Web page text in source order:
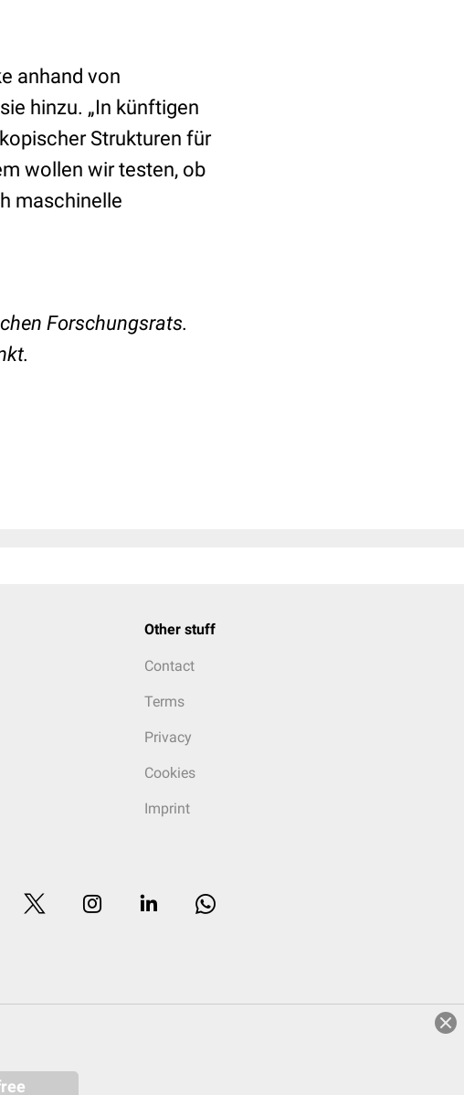
anhand von
hinzu. „In künftigen
Strukturen für
wollen wir testen, ob
maschinelle
Forschungsrats.
Other stuff
Contact
Terms
Privacy
Cookies
Imprint